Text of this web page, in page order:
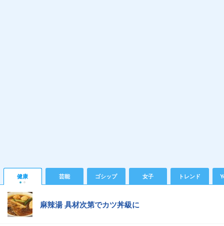
健康 芸能 ゴシップ 女子 トレンド
麻辣湯 具材次第でカツ丼級に